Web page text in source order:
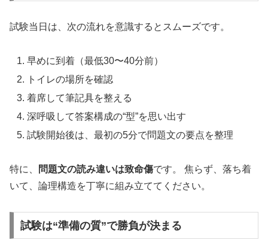
試験当日は、次の流れを意識するとスムーズです。
早めに到着（最低30〜40分前）
トイレの場所を確認
着席して筆記具を整える
深呼吸して答案構成の“型”を思い出す
試験開始後は、最初の5分で問題文の要点を整理
特に、 問題文の読み違いは致命傷です。 焦らず、落ち着
いて、論理構造を丁寧に組み立ててください。
試験は“準備の質”で勝負が決まる